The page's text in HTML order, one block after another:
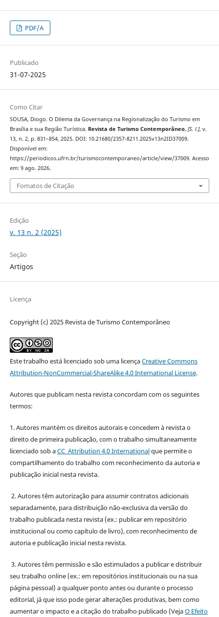
PDF/A
Publicado
31-07-2025
Como Citar
SOUSA, Diogo. O Dilema da Governança na Regionalização do Turismo em
Brasília e sua Região Turística. Revista de Turismo Contemporâneo, [S. l.], v.
13, n. 2, p. 831–854, 2025. DOI: 10.21680/2357-8211.2025v13n2ID37009.
Disponível em:
https://periodicos.ufrn.br/turismocontemporaneo/article/view/37009. Acesso
em: 9 ago. 2026.
Fomatos de Citação
Edição
v. 13 n. 2 (2025)
Seção
Artigos
Licença
Copyright (c) 2025 Revista de Turismo Contemporâneo
Este trabalho está licenciado sob uma licençaCreative Commons
Attribution-NonCommercial-ShareAlike 4.0 International License.
Autores que publicam nesta revista concordam com os seguintes
termos:
1. Autores mantém os direitos autorais e concedem à revista o
direito de primeira publicação, com o trabalho simultaneamente
licenciado sob aCC Attribution 4.0 Internationalque permite o
compartilhamento do trabalho com reconhecimento da autoria e
publicação inicial nesta revista.
2. Autores têm autorização para assumir contratos adicionais
separadamente, para distribuição não-exclusiva da versão do
trabalho publicada nesta revista (ex.: publicar em repositório
institucional ou como capítulo de livro), com reconhecimento de
autoria e publicação inicial nesta revista.
3. Autores têm permissão e são estimulados a publicar e distribuir
seu trabalho online (ex.: em repositórios institucionais ou na sua
página pessoal) a qualquer ponto antes ou durante o processo
editorial, já que isso pode gerar alterações produtivas, bem como
aumentar o impacto e a citação do trabalho publicado (VejaO Efeito